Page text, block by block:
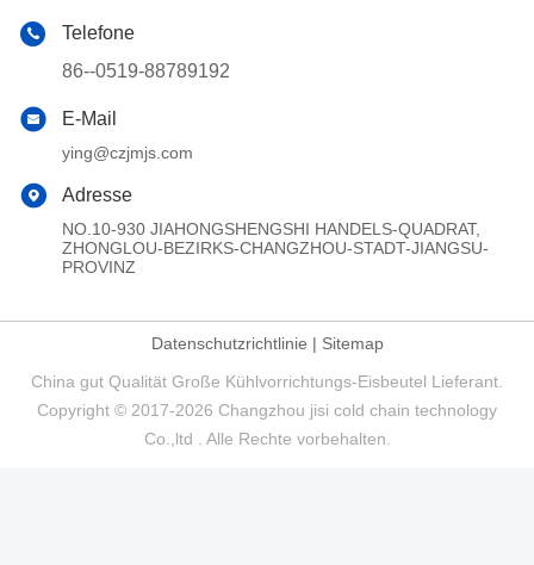
Telefone
86--0519-88789192
E-Mail
ying@czjmjs.com
Adresse
NO.10-930 JIAHONGSHENGSHI HANDELS-QUADRAT,
ZHONGLOU-BEZIRKS-CHANGZHOU-STADT-JIANGSU-
PROVINZ
Datenschutzrichtlinie | Sitemap
China gut Qualität Große Kühlvorrichtungs-Eisbeutel Lieferant.
Copyright © 2017-2026 Changzhou jisi cold chain technology
Co.,ltd . Alle Rechte vorbehalten.